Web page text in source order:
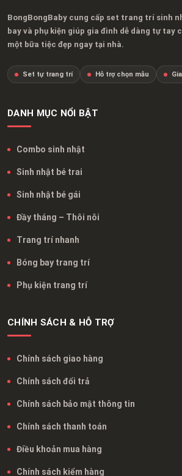
BongBongBaby cung cấp set trang trí sinh
bay và phụ kiện giúp gia đình dễ dàng tự tay
một bữa tiệc đẹp ngay tại nhà.
Set tự trang trí Hỗ trợ chọn mẫu
DANH MỤC NỔI BẬT
Combo sinh nhật
Sinh nhật bé trai
Sinh nhật bé gái
Đầy tháng – Thôi nôi
Trang trí nhanh
Bóng bay trang trí
Phụ kiện trang trí
CHÍNH SÁCH & HỖ TRỢ
Chính sách giao hàng
Chính sách đổi trả
Chính sách bảo mật thông tin
Chính sách thanh toán
Điều khoản mua hàng
Chính sách kiểm hàng